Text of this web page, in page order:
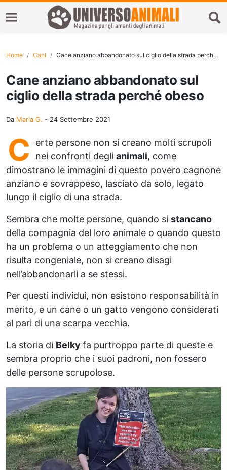
Home Cani Cane anziano abbandonato sul ciglio della strada perché obeso
Cane anziano abbandonato sul
ciglio della strada perché obeso
Da Maria G. - 24 Settembre 2021
C
erte persone non si creano molti scrupoli
nei confronti degli animali, come
dimostrano le immagini di questo povero cagnone
anziano e sovrappeso, lasciato da solo, legato
lungo il ciglio di una strada.
Sembra che molte persone, quando si stancano
della compagnia del loro animale o quando questo
ha un problema o un atteggiamento che non
risulta congeniale, non si creano disagi
nell’abbandonarli a se stessi.
Per questi individui, non esistono responsabilità in
merito, e un cane o un gatto vengono considerati
al pari di una scarpa vecchia.
La storia di Belky fa purtroppo parte di queste e
sembra proprio che i suoi padroni, non fossero
delle persone scrupolose.